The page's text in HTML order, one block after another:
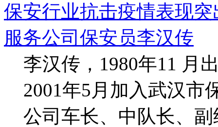
保安行业抗击疫情表现
服务公司保安员李汉传
李汉传，1980年11 月
2001年5月加入武汉市
公司车长、中队长、